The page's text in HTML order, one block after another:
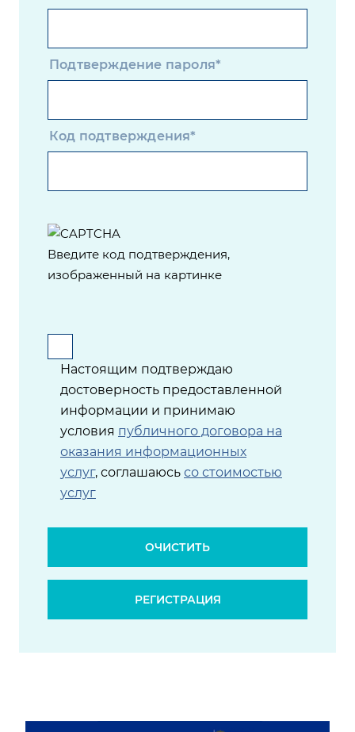
Подтверждение пароля*
Код подтверждения*
Введите код подтверждения,
изображенный на картинке
Настоящим подтверждаю
достоверность предоставленной
информации и принимаю
условия публичного договора на
оказания информационных
услуг, соглашаюсь со стоимостью
услуг
ОЧИСТИТЬ
РЕГИСТРАЦИЯ